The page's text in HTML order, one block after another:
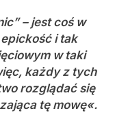
– jest coś w
i tak
w taki
każdy z tych
rozglądać się
tę mowę«.